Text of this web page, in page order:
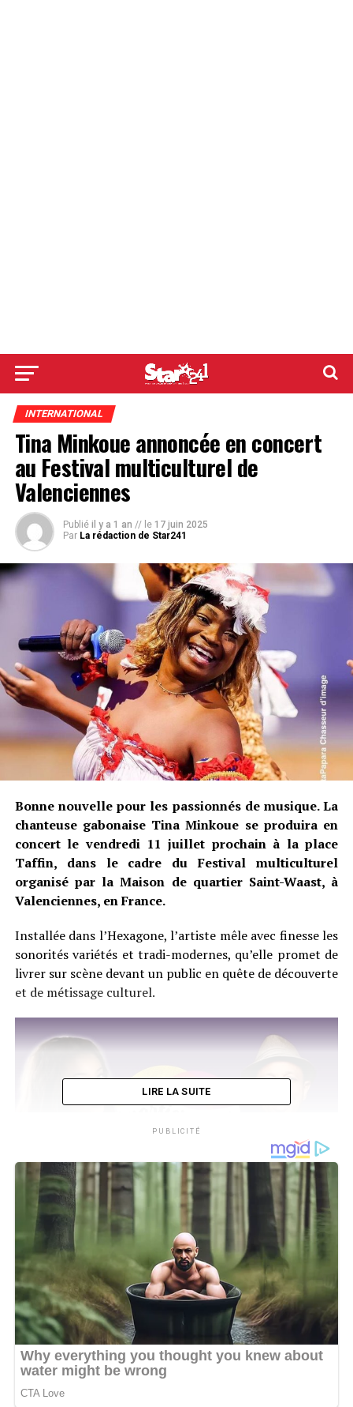
INTERNATIONAL
Tina Minkoue annoncée en concert
au Festival multiculturel de
Valenciennes
Publié il y a 1 an // le 17 juin 2025
Par La rédaction de Star241
Bonne nouvelle pour les passionnés de musique. La
chanteuse gabonaise Tina Minkoue se produira en
concert le vendredi 11 juillet prochain à la place
Taffin, dans le cadre du Festival multiculturel
organisé par la Maison de quartier Saint-Waast, à
Valenciennes, en France.
Installée dans l’Hexagone, l’artiste mêle avec finesse les
sonorités variétés et tradi-modernes, qu’elle promet de
livrer sur scène devant un public en quête de découverte
et de métissage culturel.
LIRE LA SUITE
PUBLICITÉ